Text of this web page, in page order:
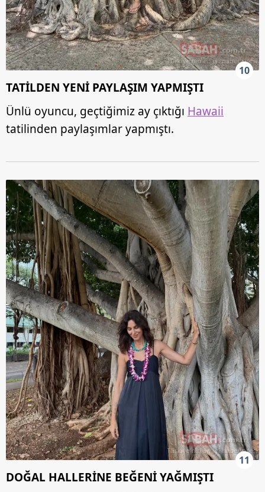
10
TATİLDEN YENİ PAYLAŞIM YAPMIŞTI
Ünlü oyuncu, geçtiğimiz ay çıktığı Hawaii
tatilinden paylaşımlar yapmıştı.
11
DOĞAL HALLERİNE BEĞENİ YAĞMIŞTI